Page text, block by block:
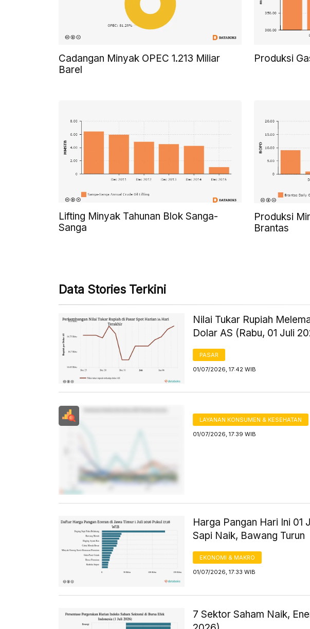
Cadangan Minyak OPEC 1.213 Miliar
Barel
Produksi
Lifting Minyak Tahunan Blok Sanga-
Sanga
Produksi
Brantas
Data Stories Terkini
Nilai Tukar Rupiah
Dolar AS (Rabu, 01 Juli
PASAR
01/07/2026, 17:42 WIB
LAYANAN KONSUMEN & KESEHATAN
01/07/2026, 17:39 WIB
Harga Pangan Hari Ini 01
Sapi Naik, Bawang Turun
EKONOMI & MAKRO
01/07/2026, 17:33 WIB
7 Sektor Saham Naik,